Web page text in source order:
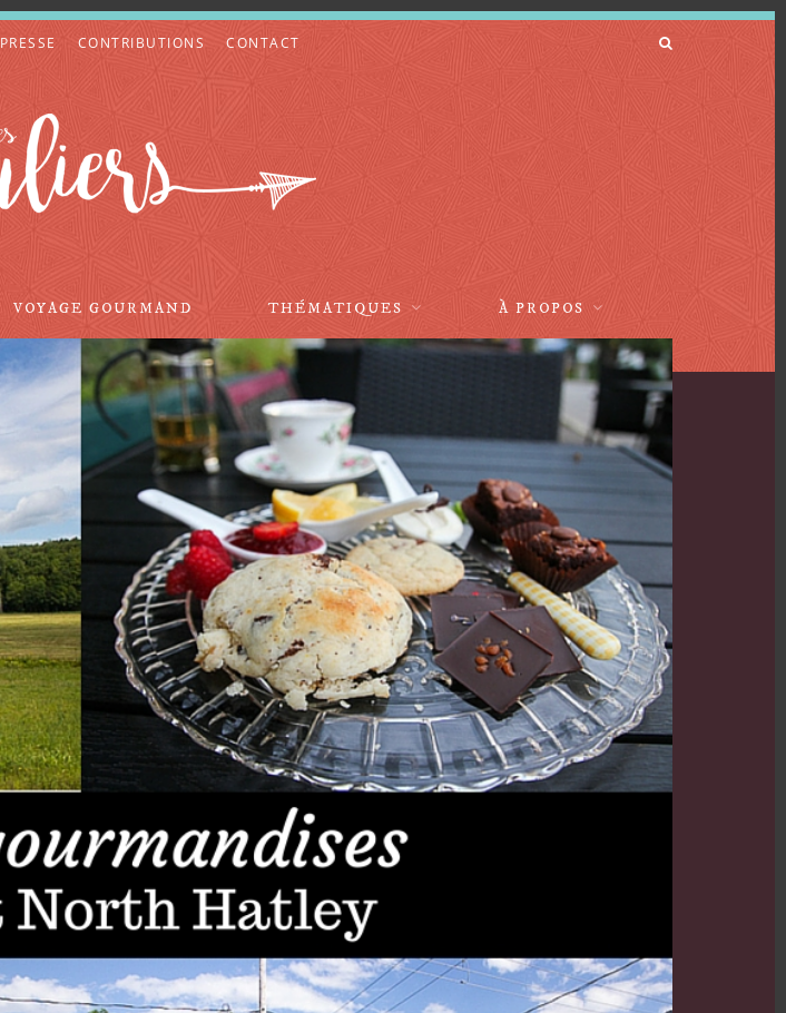
PRESSE CONTRIBUTIONS CONTACT
VOYAGE GOURMAND THÉMATIQUES À PROPOS